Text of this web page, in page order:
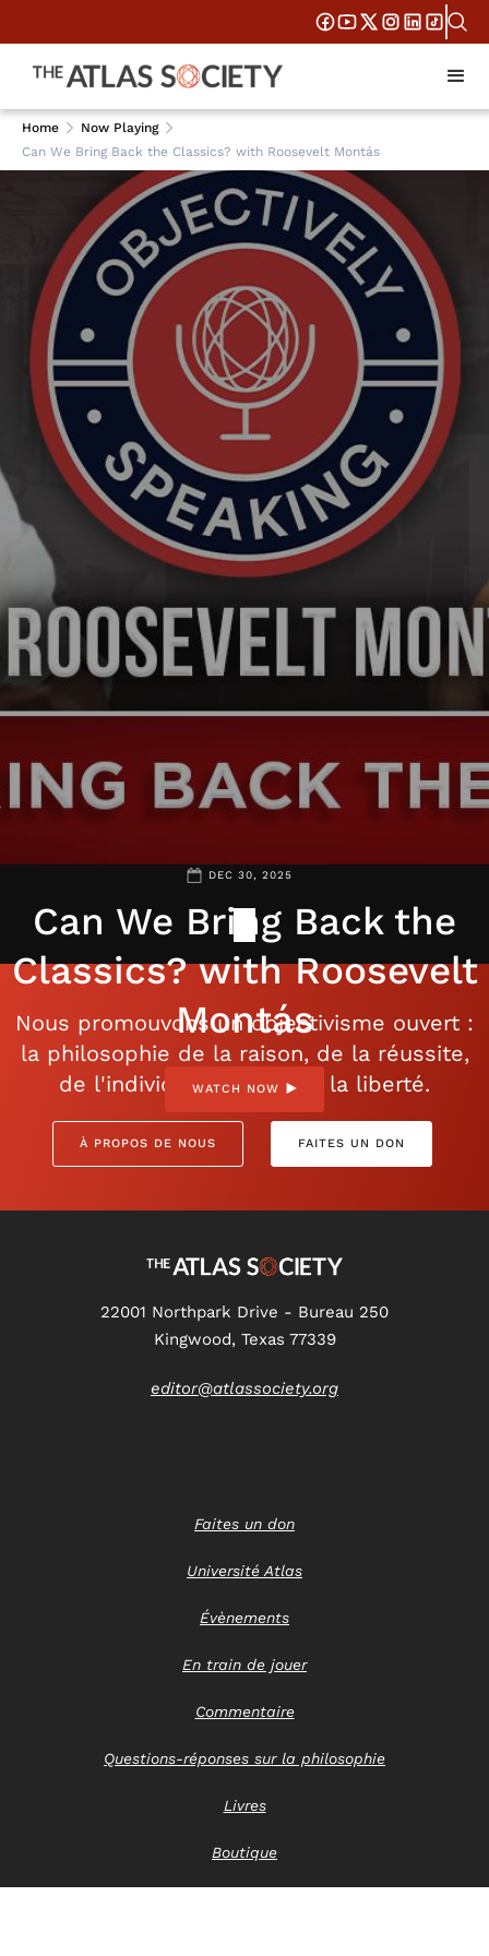
DEC 30, 2025
Can We Bring Back the
Classics? with Roosevelt
Montás
WATCH NOW
Home
Now Playing
Can We Bring Back the Classics? with Roosevelt Montás
Nous promouvons un objectivisme ouvert :
la philosophie de la raison, de la réussite,
de l'individualisme et de la liberté.
À PROPOS DE NOUS FAITES UN DON
22001 Northpark Drive - Bureau 250
Kingwood, Texas 77339
editor@atlassociety.org
Faites un don
Université Atlas
Évènements
En train de jouer
Commentaire
Questions-réponses sur la philosophie
Livres
Boutique